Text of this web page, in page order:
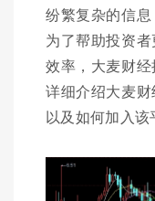
纷繁复杂的信息
为了帮助投资
效率，大麦财
详细介绍大麦
以及如何加入该